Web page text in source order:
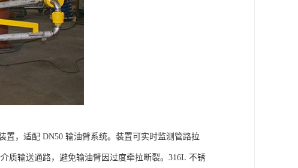
置，适配 DN50 输油臂系统。装置可实时监测管路拉
质输送通路，避免输油臂因过度牵拉断裂。316L 不锈